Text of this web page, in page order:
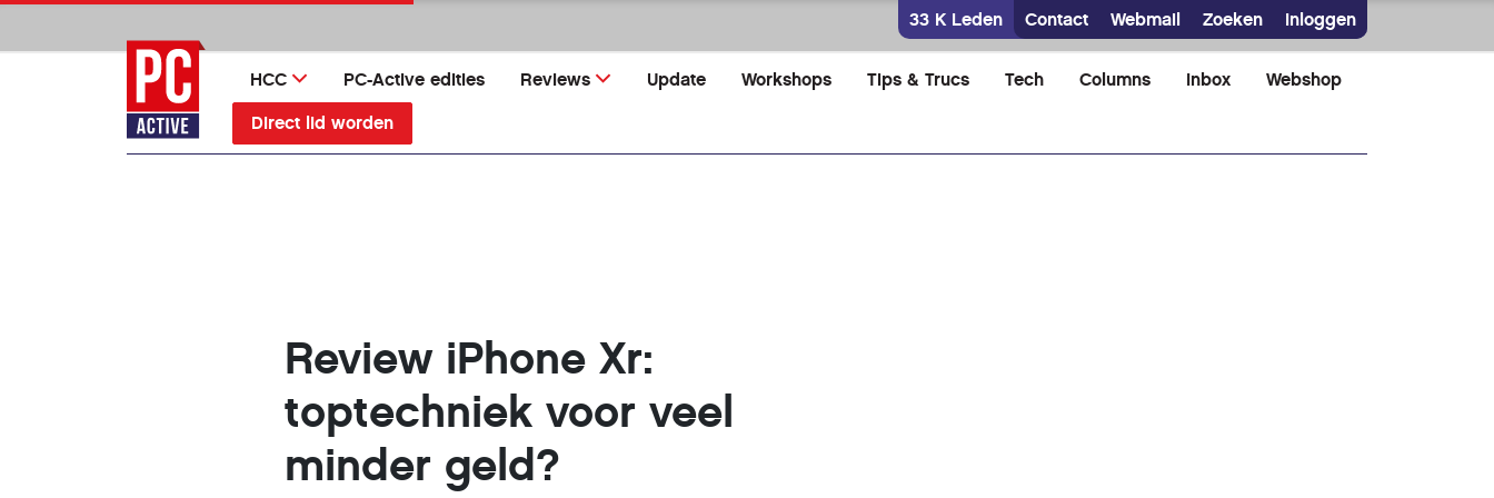
direct
naar
inhoud
33 K Leden Contact Webmail Zoeken Inloggen
HCC PC-Active edities Reviews Update Workshops Tips & Trucs Tech Columns Inbox Webshop
Direct lid worden
Review iPhone Xr:
toptechniek voor veel
minder geld?